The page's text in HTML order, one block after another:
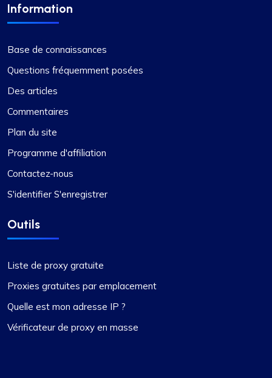
pour toute différence de prix lorsque les forfaits
changent est une caractéristique notable.
J'utilise proxycompass depuis…
Dans l’ensemble, mon expérience avec eux a été
où certains mandataires n’ont pas fonctionné, ce
et indemnisés de manière adéquate, et de tels
incidents sont rares.
Pendant ces périodes, j'ai contacté leur équipe
d'assistance et j'ai été impressionné par leur
particulièrement Alex pour ses réponses rapides
Information
Base de connaissances
Questions fréquemment posées
Des articles
Commentaires
Plan du site
Programme d'affiliation
Contactez-nous
S'identifier S'enregistrer
Outils
Liste de proxy gratuite
Proxies gratuites par emplacement
Quelle est mon adresse IP ?
Vérificateur de proxy en masse